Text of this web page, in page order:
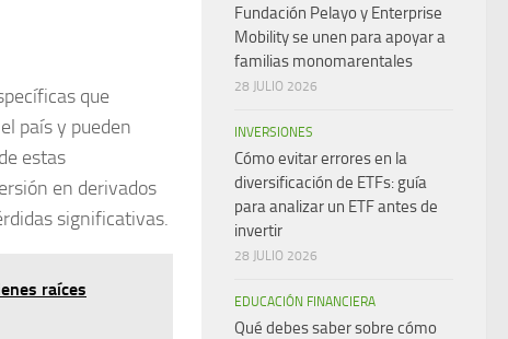
que
país y pueden
estas
en derivados
significativas.
raíces
Fundación Pelayo y Enterprise
Mobility se unen para apoyar a
familias monomarentales
28 JULIO 2026
INVERSIONES
Cómo evitar errores en la
diversificación de ETFs: guía
para analizar un ETF antes de
invertir
28 JULIO 2026
EDUCACIÓN FINANCIERA
Qué debes saber sobre cómo